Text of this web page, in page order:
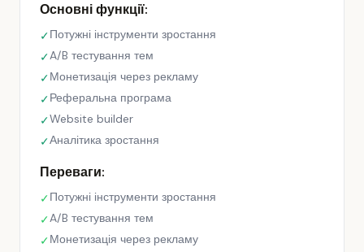
Основні функції:
✓Потужні інструменти зростання
✓A/B тестування тем
✓Монетизація через рекламу
✓Реферальна програма
✓Website builder
✓Аналітика зростання
Переваги:
✓Потужні інструменти зростання
✓A/B тестування тем
✓Монетизація через рекламу